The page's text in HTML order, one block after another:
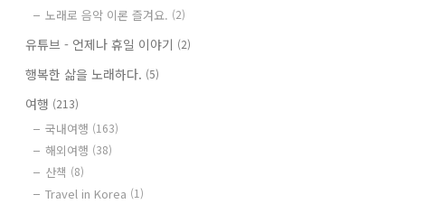
노래로 음악 이론 즐겨요. (2)
유튜브 - 언제나 휴일 이야기 (2)
행복한 삶을 노래하다. (5)
여행 (213)
국내여행 (163)
해외여행 (38)
산책 (8)
Travel in Korea (1)